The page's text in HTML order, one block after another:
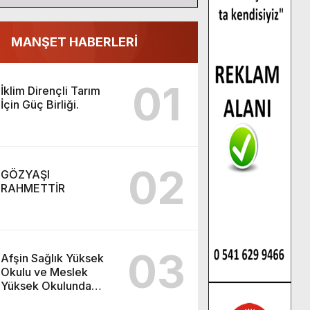
MANŞET HABERLERİ
İklim Dirençli Tarım
İçin Güç Birliği.
01
GÖZYAŞI
RAHMETTİR
02
Afşin Sağlık Yüksek
Okulu ve Meslek
Yüksek Okulunda
03